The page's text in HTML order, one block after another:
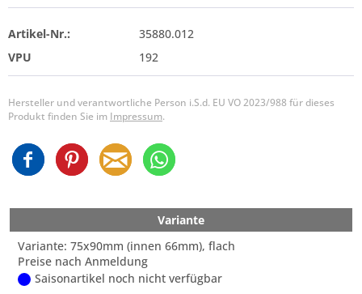
Artikel-Nr.:
35880.012
VPU
192
Hersteller und verantwortliche Person i.S.d. EU VO 2023/988 für dieses
Produkt finden Sie im Impressum.
Variante
Variante: 75x90mm (innen 66mm), flach
Preise nach Anmeldung
Saisonartikel noch nicht verfügbar